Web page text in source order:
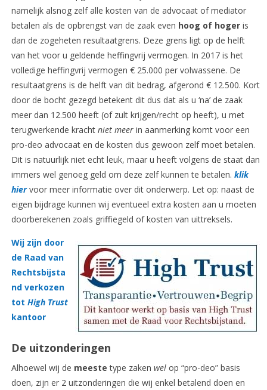
namelijk alsnog zelf alle kosten van de advocaat of mediator
betalen als de opbrengst van de zaak even hoog of hogeris
dan de zogeheten resultaatgrens. Deze grens ligt op de helft
van het voor u geldende heffingvrij vermogen. In 2017 is het
volledige heffingvrij vermogen € 25.000 per volwassene. De
resultaatgrens is de helft van dit bedrag, afgerond € 12.500. Kort
door de bocht gezegd betekent dit dus dat als u ‘na’ de zaak
meer dan 12.500 heeft (of zult krijgen/recht op heeft), u met
terugwerkende kracht niet meerin aanmerking komt voor een
pro-deo advocaat en de kosten dus gewoon zelf moet betalen.
Dit is natuurlijk niet echt leuk, maar u heeft volgens de staat dan
immers wel genoeg geld om deze zelf kunnen te betalen. klik
hier voor meer informatie over dit onderwerp. Let op: naast de
eigen bijdrage kunnen wij eventueel extra kosten aan u moeten
doorberekenen zoals griffiegeld of kosten van uittreksels.
Wij zijn door
de Raad van
Rechtsbijsta
nd verkozen
tot High Trust
kantoor
De uitzonderingen
Alhoewel wij de meeste type zaken welop “pro-deo” basis
doen, zijn er 2 uitzonderingen die wij enkel betalend doen en